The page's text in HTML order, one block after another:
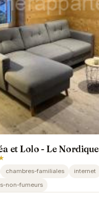
et Lolo - Le Nordique
chambres-familiales
internet
non-fumeurs